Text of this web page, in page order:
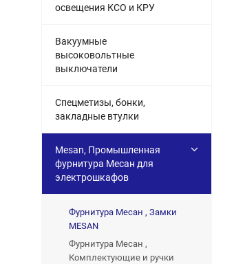
освещения КСО и КРУ
Вакуумные
высоковольтные
выключатели
Спецметизы, бонки,
закладные втулки
Mesan, Промышленная
фурнитура Месан для
электрошкафов
Фурнитура Месан , Замки
MESAN
Фурнитура Месан ,
Комплектующие и ручки